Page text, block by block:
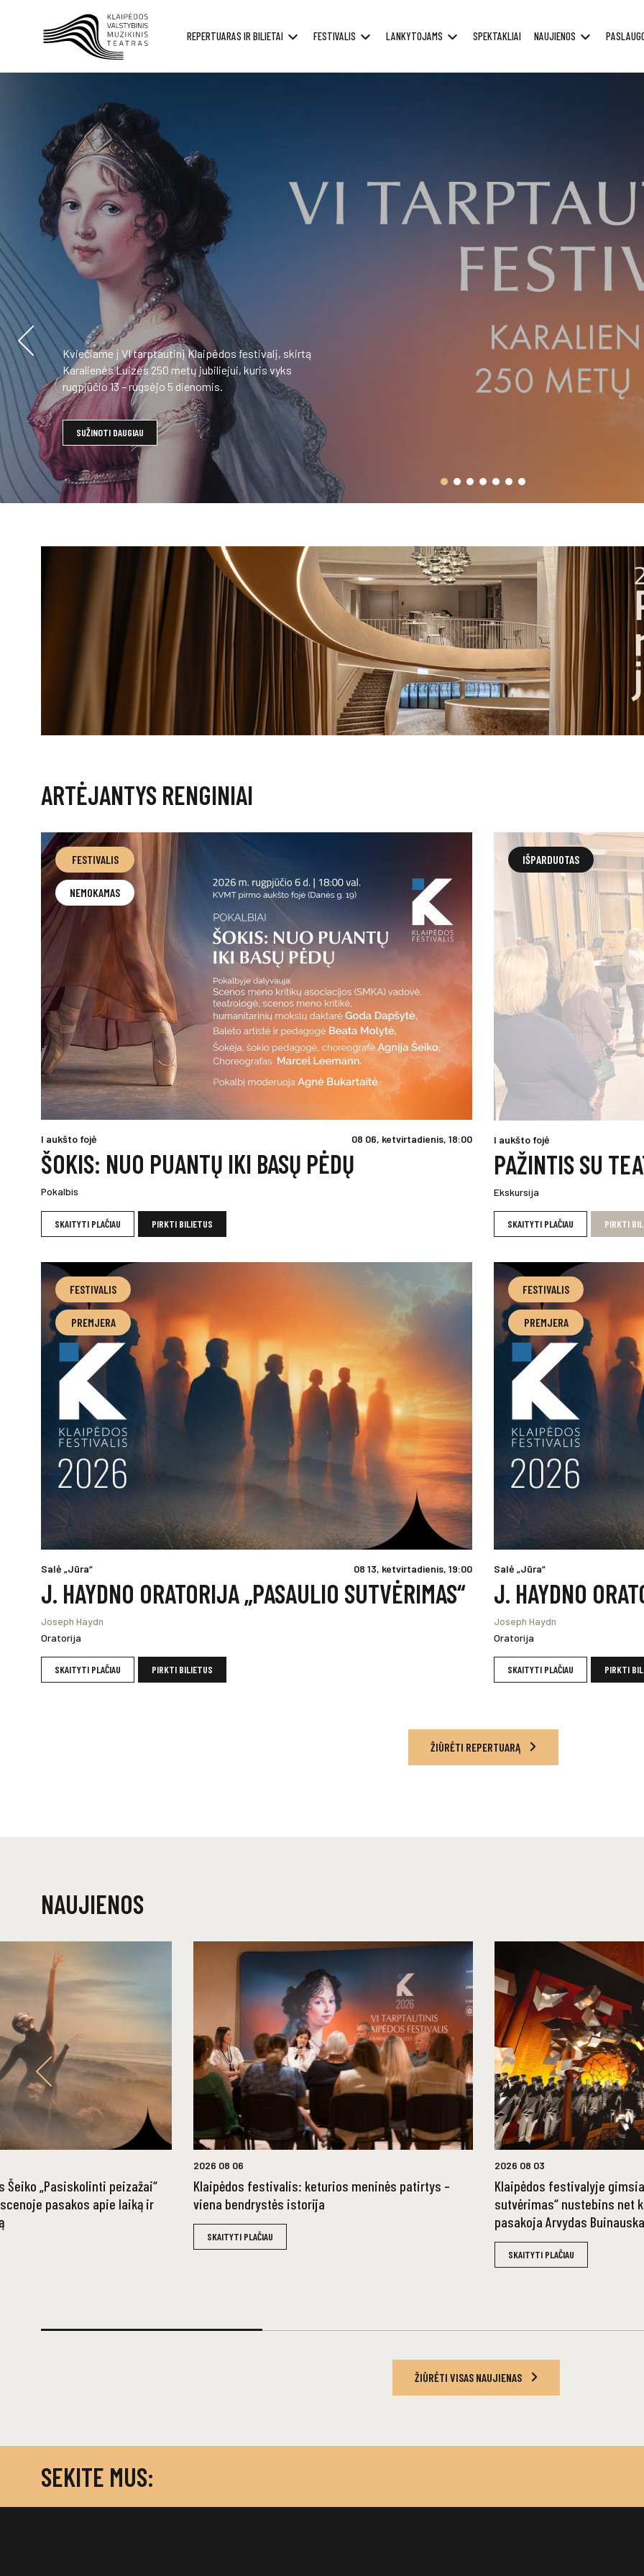
REPERTUARAS IR BILIETAI FESTIVALIS LANKYTOJAMS SPEKTAKLIAI NAUJIENOS
Kviečiame į VI tarptautinį Klaipėdos festivalį, skirtą
Karalienės Luizės 250 metų jubiliejui, kuris vyks
rugpjūčio 13 – rugsėjo 5 dienomis.
SUŽINOTI DAUGIAU
ARTĖJANTYS RENGINIAI
FESTIVALIS
NEMOKAMAS
I aukšto fojė 08 06, ketvirtadienis, 18:00
ŠOKIS: NUO PUANTŲ IKI BASŲ PĖDŲ
Pokalbis
SKAITYTI PLAČIAU PIRKTI BILIETUS
IŠPARDUOTAS
I aukšto fojė
PAŽINTIS SU
Ekskursija
SKAITYTI PLAČIAU PIRKTI
FESTIVALIS
PREMJERA
Salė „Jūra“ 08 13, ketvirtadienis, 19:00
J. HAYDNO ORATORIJA „PASAULIO SUTVĖRIMAS“
Joseph Haydn
Oratorija
SKAITYTI PLAČIAU PIRKTI BILIETUS
FESTIVALIS
PREMJERA
Salė „Jūra“
J. HAYDNO
Joseph Haydn
Oratorija
SKAITYTI PLAČIAU PIRKTI
ŽIŪRĖTI REPERTUARĄ
NAUJIENOS
Šeiko „Pasiskolinti peizažai“
pasakos apie laiką ir
2026 08 06
Klaipėdos festivalis: keturios meninės patirtys –
viena bendrystės istorija
SKAITYTI PLAČIAU
2026 08 03
Klaipėdos festivalyje
sutvėrimas“ nustebins net
pasakoja Arvydas
SKAITYTI PLAČIAU
ŽIŪRĖTI VISAS NAUJIENAS
SEKITE MUS: